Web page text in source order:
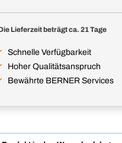
Lieferzeit beträgt ca. 21 Tage
Schnelle Verfügbarkeit
Hoher Qualitätsanspruch
Bewährte BERNER Services